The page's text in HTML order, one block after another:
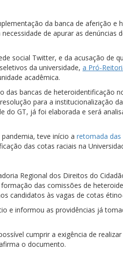
da banca de aferição e
de apurar as denúncias
social Twitter, e da acusação de
da universidade, a Pró-
acadêmica.
bancas de heteroidentificação
para a institucionalização
do GT, já foi elaborada e será
teve início a retomada das
das cotas raciais na
Regional dos Direitos do
das comissões de
candidatos às vagas de cotas
e informou as providências já
cumprir a exigência de
o documento.